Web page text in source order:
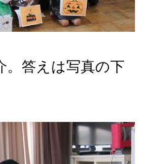
。答えは写真の下